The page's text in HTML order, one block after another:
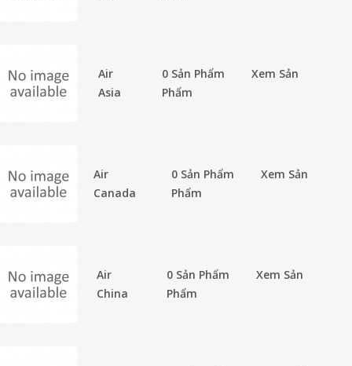
Air
Asia
0 Sản Phẩm
Xem Sản
Phẩm
Air
Canada
0 Sản Phẩm
Xem Sản
Phẩm
Air
China
0 Sản Phẩm
Xem Sản
Phẩm